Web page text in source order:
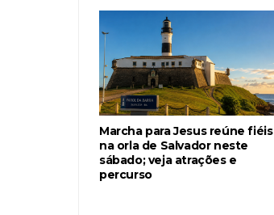
Marcha para Jesus reúne fiéis
na orla de Salvador neste
sábado; veja atrações e
percurso